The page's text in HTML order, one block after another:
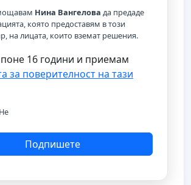
Нина Вангелова да предаде
която предоставям в този
на лицата, които вземат решения.
16 години и приемам
за поверителност на тази
Не
Подпишете